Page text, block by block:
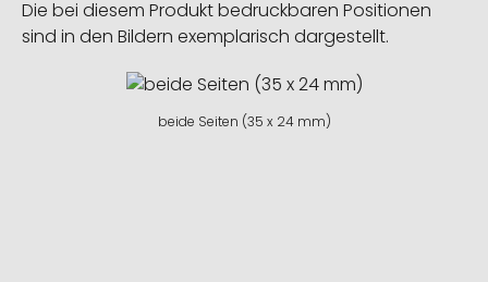
Die bei diesem Produkt bedruckbaren Positionen
sind in den Bildern exemplarisch dargestellt.
beide Seiten (35 x 24 mm)